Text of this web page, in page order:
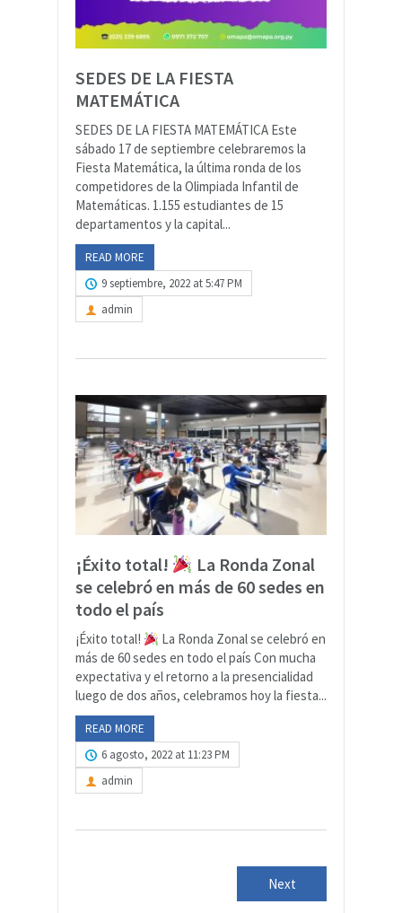
SEDES DE LA FIESTA
MATEMÁTICA
SEDES DE LA FIESTA MATEMÁTICA Este
sábado 17 de septiembre celebraremos la
Fiesta Matemática, la última ronda de los
competidores de la Olimpiada Infantil de
Matemáticas. 1.155 estudiantes de 15
departamentos y la capital...
READ MORE
9 septiembre, 2022 at 5:47 PM
admin
¡Éxito total!
La Ronda Zonal
se celebró en más de 60 sedes en
todo el país
¡Éxito total!
La Ronda Zonal se celebró en
más de 60 sedes en todo el país Con mucha
expectativa y el retorno a la presencialidad
luego de dos años, celebramos hoy la fiesta...
READ MORE
6 agosto, 2022 at 11:23 PM
admin
Next